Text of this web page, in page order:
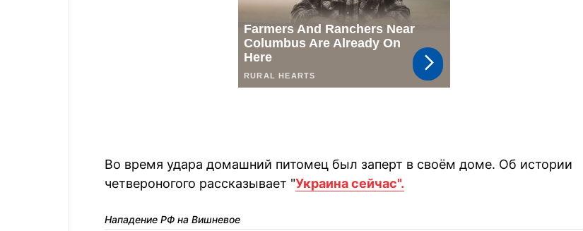
Во время удара домашний питомец был заперт в своём доме. Об истории
четвероногого рассказывает "Украина сейчас".
Нападение РФ на Вишневое